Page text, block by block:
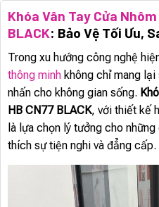
Khóa Vân Tay Cửa Nhôm
BLACK: Bảo Vệ Tối Ưu,
Trong xu hướng công nghệ
thông minh không chỉ mang
nhấn cho không gian sống.
HB CN77 BLACK, với thiết kế
là lựa chọn lý tưởng cho
thích sự tiện nghi và đẳng cấp.